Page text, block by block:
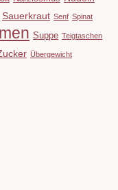
Sauerkraut Senf Spinat
Suppe Teigtaschen
Übergewicht